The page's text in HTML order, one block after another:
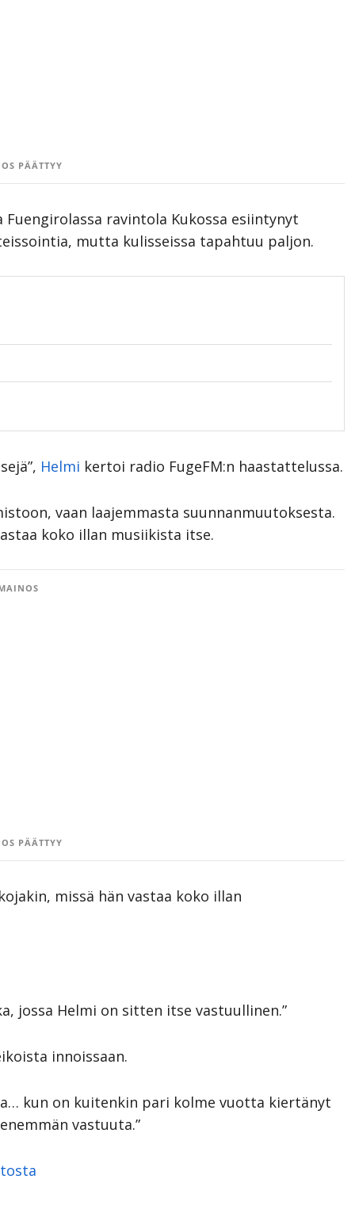
PÄÄTTYY
ravintola Kukossa esiintynyt
mutta kulisseissa tapahtuu paljon.
Helmi kertoi radio FugeFM:n haastattelussa.
vaan laajemmasta suunnanmuutoksesta.
koko illan musiikista itse.
PÄÄTTYY
missä hän vastaa koko illan
jossa Helmi on sitten itse vastuullinen.”
innoissaan.
kun on kuitenkin pari kolme vuotta kiertänyt
vastuuta.”